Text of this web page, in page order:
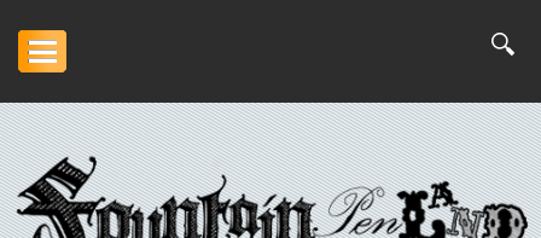
Inicio
Artesanía